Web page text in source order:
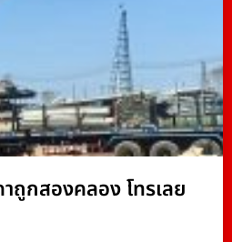
ถูกสองคลอง โทรเลย